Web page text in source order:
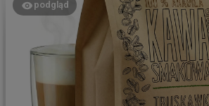
podgląd